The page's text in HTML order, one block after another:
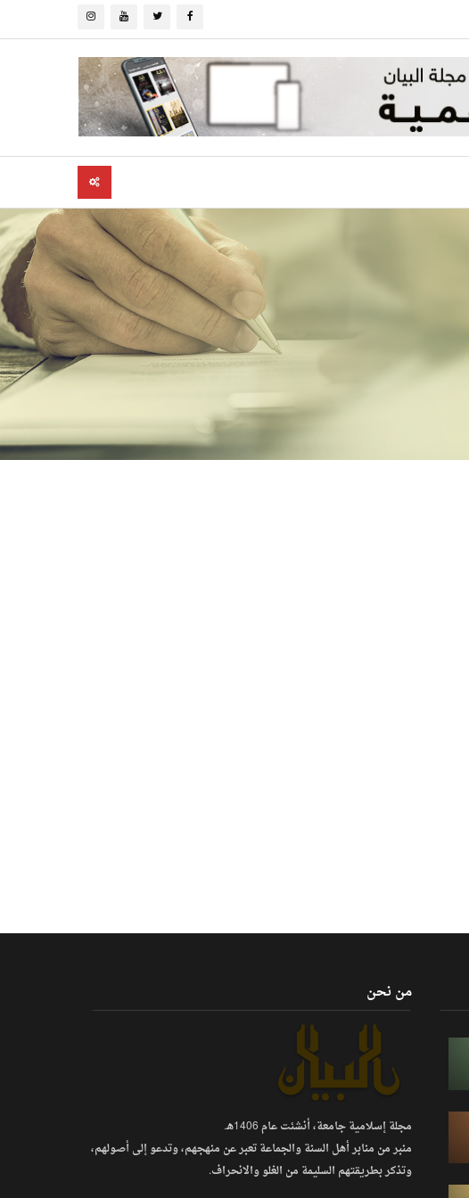
من نحن
مجلة إسلامية جامعة، أنشئت عام 1406هـ.
منبر من منابر أهل السنة والجماعة تعبر عن منهجهم، وتدعو إلى أصولهم،
وتذكر بطريقتهم السليمة من الغلو والانحراف.